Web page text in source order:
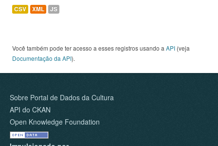
CSV XML JS
Você também pode ter acesso a esses registros usando a API (veja
Documentação da API).
Sobre Portal de Dados da Cultura
API do CKAN
Open Knowledge Foundation